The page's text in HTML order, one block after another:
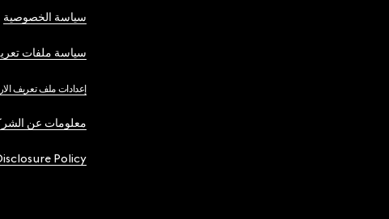
سياسة الخصوصية
سياسة ملفات
إعدادات ملف تعريف
معلومات عن
Policy